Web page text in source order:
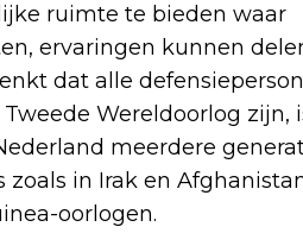
ruimte te bieden waar
ervaringen kunnen
dat alle
Wereldoorlog zijn,
meerdere
in Irak en
oorlogen.